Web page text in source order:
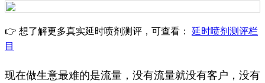
👉 想了解更多真实延时喷剂测评，可查看： 延时喷剂测评栏
目
现在做生意最难的是流量，没有流量就没有客户，没有